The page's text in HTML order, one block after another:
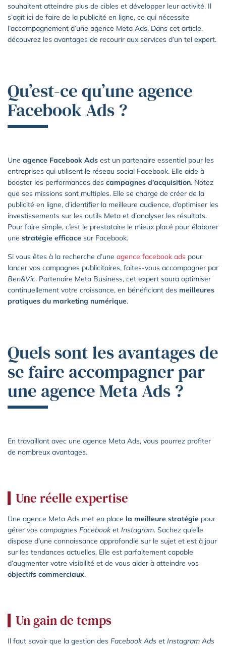
souhaitent atteindre plus de cibles et développer leur activité. Il
s’agit ici de faire de la publicité en ligne, ce qui nécessite
l’accompagnement d’une agence Meta Ads. Dans cet article,
découvrez les avantages de recourir aux services d’un tel expert.
Qu’est-ce qu’une agence
Facebook Ads ?
Une agence Facebook Ads est un partenaire essentiel pour les
entreprises qui utilisent le réseau social Facebook. Elle aide à
booster les performances des campagnes d’acquisition. Notez
que ses missions sont multiples. Elle se charge de créer de la
publicité en ligne, d’identifier la meilleure audience, d’optimiser les
investissements sur les outils Meta et d’analyser les résultats.
Pour faire simple, c’est le prestataire le mieux placé pour élaborer
une stratégie efficace sur Facebook.
Si vous êtes à la recherche d’une agence facebook ads pour
lancer vos campagnes publicitaires, faites-vous accompagner par
Ben&Vic. Partenaire Meta Business, cet expert saura optimiser
continuellement votre croissance, en bénéficiant des meilleures
pratiques du marketing numérique.
Quels sont les avantages de
se faire accompagner par
une agence Meta Ads ?
En travaillant avec une agence Meta Ads, vous pourrez profiter
de nombreux avantages.
Une réelle expertise
Une agence Meta Ads met en place la meilleure stratégie pour
gérer vos campagnes Facebook et Instagram. Sachez qu’elle
dispose d’une connaissance approfondie sur le sujet et est à jour
sur les tendances actuelles. Elle est parfaitement capable
d’augmenter votre visibilité et de vous aider à atteindre vos
objectifs commerciaux.
Un gain de temps
Il faut savoir que la gestion des Facebook Ads et Instagram Ads